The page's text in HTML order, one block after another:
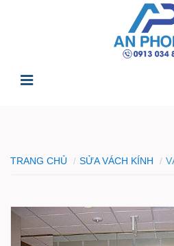
TRANG CHỦ SỬA VÁCH KÍNH